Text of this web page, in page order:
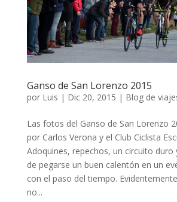
Ganso de San Lorenzo 2015
por Luis | Dic 20, 2015 | Blog de
Las fotos del Ganso de San Lorenzo
por Carlos Verona y el Club Ciclista
Adoquines, repechos, un circuito duro
de pegarse un buen calentón en un
con el paso del tiempo.
no...